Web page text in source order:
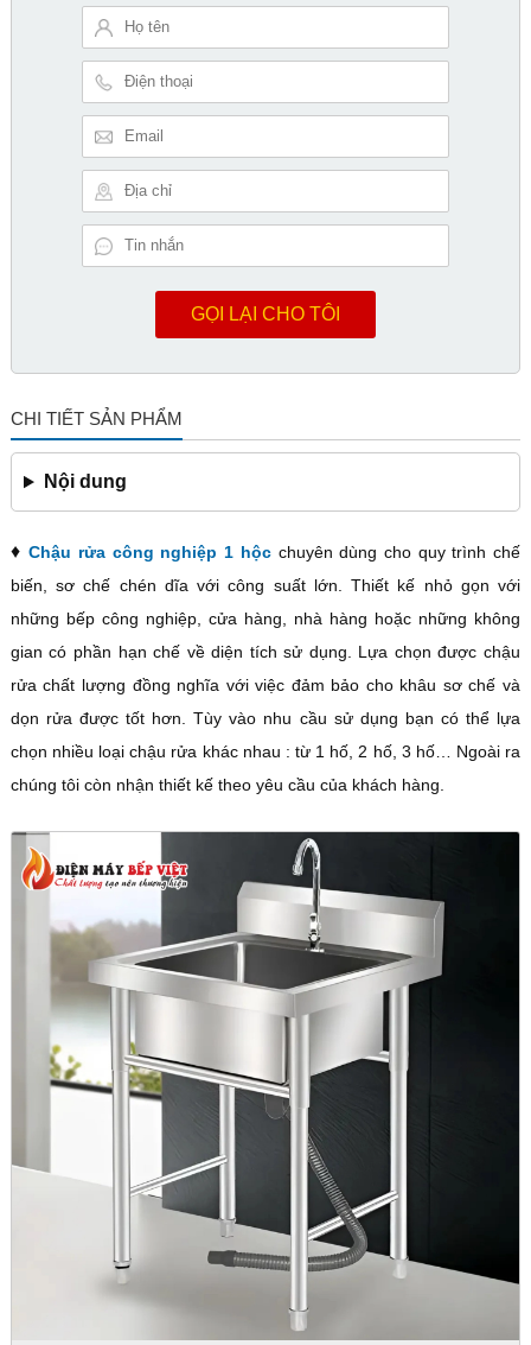
GỌI LẠI CHO TÔI
CHI TIẾT SẢN PHẨM
Nội dung
♦ Chậu rửa công nghiệp 1 hộcchuyên dùng cho quy trình chế
biến, sơ chế chén dĩa với công suất lớn. Thiết kế nhỏ gọn với
những bếp công nghiệp, cửa hàng, nhà hàng hoặc những không
gian có phần hạn chế về diện tích sử dụng. Lựa chọn được chậu
rửa chất lượng đồng nghĩa với việc đảm bảo cho khâu sơ chế và
dọn rửa được tốt hơn. Tùy vào nhu cầu sử dụng bạn có thể lựa
chọn nhiều loại chậu rửa khác nhau : từ 1 hố, 2 hố, 3 hố… Ngoài ra
chúng tôi còn nhận thiết kế theo yêu cầu của khách hàng.